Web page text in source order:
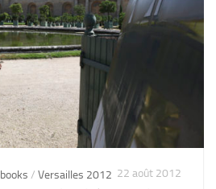
/ Versailles 2012 22 août 2012